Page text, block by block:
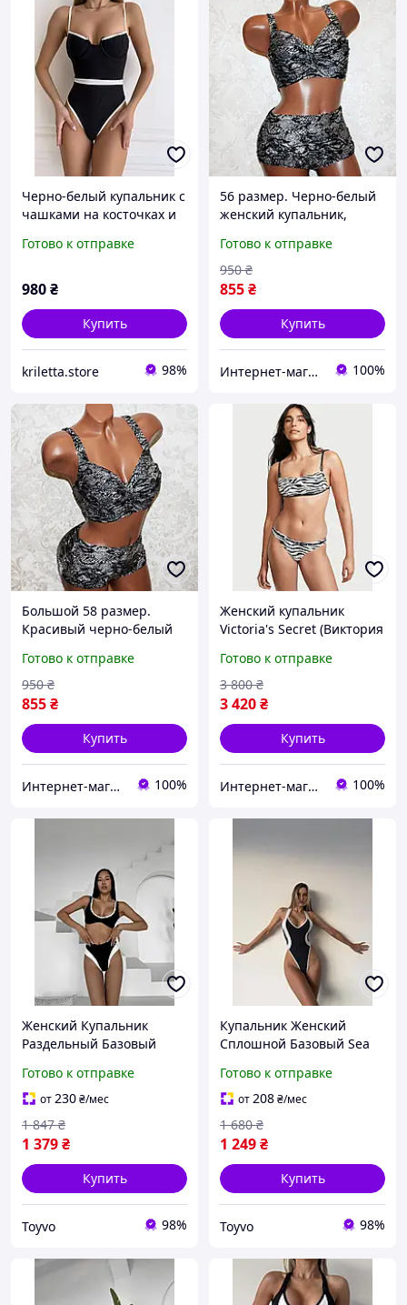
Черно-белый купальник с
чашками на косточках и
SW3714
Готово к отправке
980₴
Купить
kriletta.store 98%
56 размер. Черно-белый
женский купальник,
чашкой, без косточек
Готово к отправке
855₴
950 ₴
Купить
Интернет-магазин Nova Moda 100%
Большой 58 размер.
Красивый черно-белый
раздельный, с мягкой
чашкой, без косточек
Готово к отправке
855₴
950 ₴
Купить
Интернет-магазин Nova Moda 100%
Женский купальник
Victoria's Secret (Виктория
принт зебра, купальник 3
в 1, оригинал
Готово к отправке
3 420₴
3 800 ₴
Купить
Интернет-магазин Nova Moda 100%
Женский Купальник
Раздельный Базовый
Toyvoo Купальник
Жіночий Роздільний
Базовий Cosmo Чорно
Білий
Готово к отправке
от230₴/мес
1 379₴
1 847 ₴
Купить
Toyvo 98%
Купальник Женский
Сплошной Базовый Sea
Купальник Жіночий
Суцільний Базовий Sea
Біло Чорний
Готово к отправке
от208₴/мес
1 249₴
1 680 ₴
Купить
Toyvo 98%